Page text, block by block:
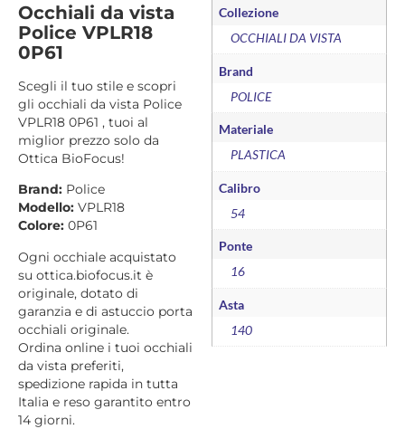
Occhiali da vista
Police VPLR18
0P61
Scegli il tuo stile e scopri
gli occhiali da vista Police
VPLR18 0P61 , tuoi al
miglior prezzo solo da
Ottica BioFocus!
Brand: Police
Modello: VPLR18
Colore: 0P61
Ogni occhiale acquistato
su ottica.biofocus.it è
originale, dotato di
garanzia e di astuccio porta
occhiali originale.
Ordina online i tuoi occhiali
da vista preferiti,
spedizione rapida in tutta
Italia e reso garantito entro
14 giorni.
Collezione
OCCHIALI DA VISTA
Brand
POLICE
Materiale
PLASTICA
Calibro
54
Ponte
16
Asta
140